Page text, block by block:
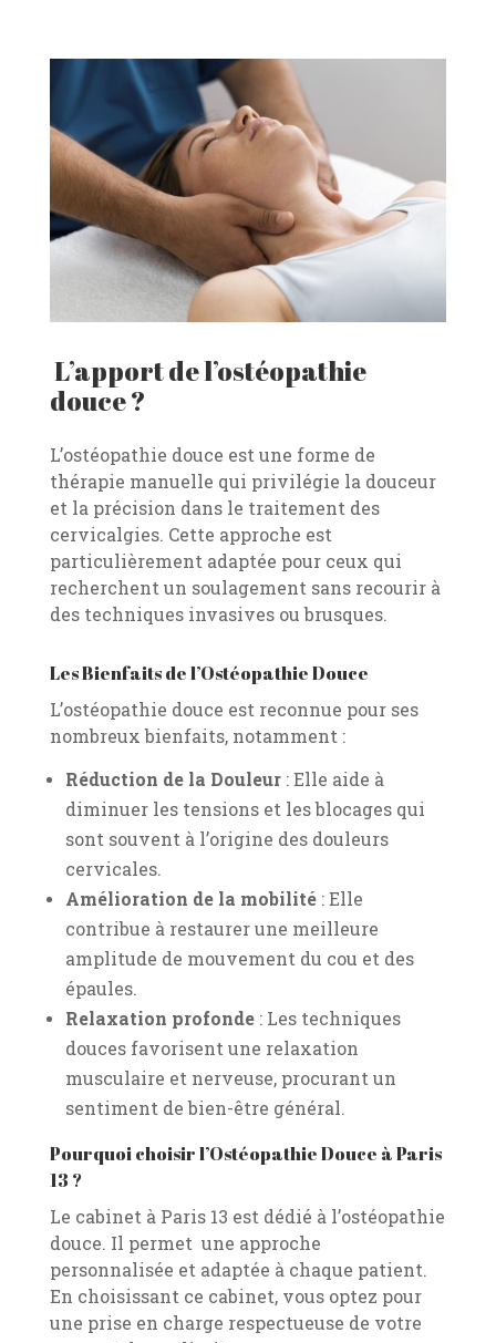
L’apport de l’ostéopathie
douce ?
L’ostéopathie douce est une forme de
thérapie manuelle qui privilégie la douceur
et la précision dans le traitement des
cervicalgies. Cette approche est
particulièrement adaptée pour ceux qui
recherchent un soulagement sans recourir à
des techniques invasives ou brusques.
Les Bienfaits de l’Ostéopathie Douce
L’ostéopathie douce est reconnue pour ses
nombreux bienfaits, notamment :
Réduction de la Douleur: Elle aide à
diminuer les tensions et les blocages qui
sont souvent à l’origine des douleurs
cervicales.
Amélioration de la mobilité: Elle
contribue à restaurer une meilleure
amplitude de mouvement du cou et des
épaules.
Relaxation profonde: Les techniques
douces favorisent une relaxation
musculaire et nerveuse, procurant un
sentiment de bien-être général.
Pourquoi choisir l’Ostéopathie Douce à Paris
13 ?
Le cabinet à Paris 13 est dédié à l’ostéopathie
douce. Il permet une approche
personnalisée et adaptée à chaque patient.
En choisissant ce cabinet, vous optez pour
une prise en charge respectueuse de votre